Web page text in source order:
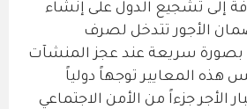
إلى تشجيع الدول على إنشاء
الأجور تتدخل لصرف
بصورة سريعة عند عجز المنشآت
هذه المعايير توجهاً دولياً
الأجر جزءاً من الأمن الاجتماعي